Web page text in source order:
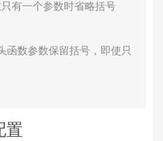
有一个参数时省略括号
函数参数保留括号，即使只
置